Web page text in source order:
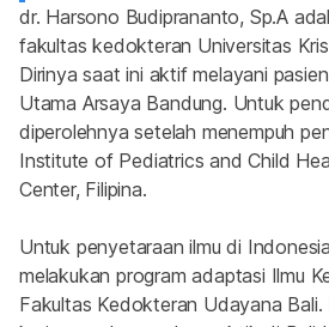
dr. Harsono Budiprananto, Sp.A
fakultas kedokteran Universitas
Dirinya saat ini aktif melayani
Utama Arsaya Bandung. Untuk
diperolehnya setelah menempuh
Institute of Pediatrics and Child
Center, Filipina.
Untuk penyetaraan ilmu di
melakukan program adaptasi Ilmu
Fakultas Kedokteran Udayana Bali.